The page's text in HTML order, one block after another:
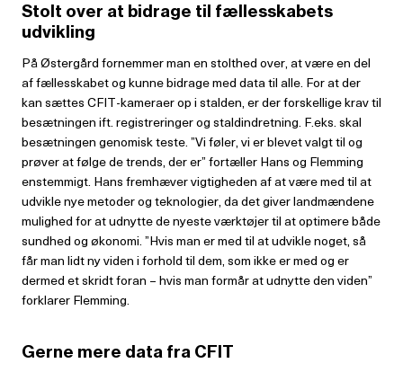
Stolt over at bidrage til fællesskabets
udvikling
På Østergård fornemmer man en stolt­hed over, at være en del
af fællesskabet og kunne bidrage med data til alle. For at der
kan sættes CFIT-kameraer op i stal­den, er der forskellige krav til
besætnin­gen ift. registreringer og staldindretning. F.eks. skal
besætningen genomisk teste. ”Vi føler, vi er blevet valgt til og
prøver at følge de trends, der er” fortæller Hans og Flemming
enstemmigt. Hans fremhæver vigtigheden af at være med til at
udvikle nye metoder og teknologier, da det giver landmændene
mulighed for at udnytte de nyeste værktøjer til at optimere både
sundhed og økonomi. ”Hvis man er med til at udvikle noget, så
får man lidt ny viden i forhold til dem, som ikke er med og er
dermed et skridt foran – hvis man formår at udnytte den viden”
forklarer Flemming.
Gerne mere data fra CFIT